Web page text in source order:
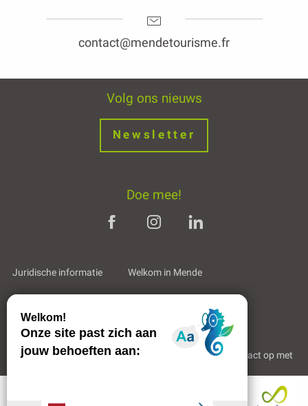
contact@mendetourisme.fr
Volg ons nieuws
Partners en links
Professioneel gebied Wie zijn wij? Neem contact op met